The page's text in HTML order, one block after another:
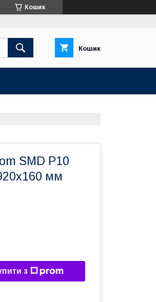
Кошик
Кошик
SMD Р10
мм
з